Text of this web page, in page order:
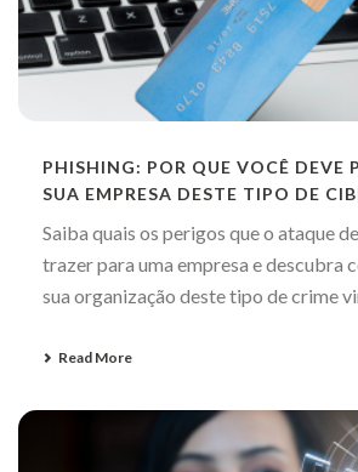
PHISHING: POR QUE VOCÊ DEVE
SUA EMPRESA DESTE TIPO DE
Saiba quais os perigos que o ataque
trazer para uma empresa e descubra
sua organização deste tipo de crime
Read More